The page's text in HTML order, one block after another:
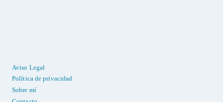
Aviso Legal
Política de privacidad
Sobre mí